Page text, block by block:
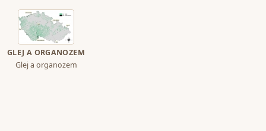
GLEJ A ORGANOZEM
Glej a organozem